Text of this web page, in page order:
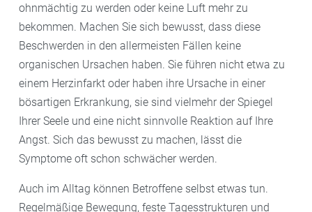
ohnmächtig zu werden oder keine Luft mehr zu
bekommen. Machen Sie sich bewusst, dass diese
Beschwerden in den allermeisten Fällen keine
organischen Ursachen haben. Sie führen nicht etwa zu
einem Herzinfarkt oder haben ihre Ursache in einer
bösartigen Erkrankung, sie sind vielmehr der Spiegel
Ihrer Seele und eine nicht sinnvolle Reaktion auf Ihre
Angst. Sich das bewusst zu machen, lässt die
Symptome oft schon schwächer werden.
Auch im Alltag können Betroffene selbst etwas tun.
Regelmäßige Bewegung, feste Tagesstrukturen und